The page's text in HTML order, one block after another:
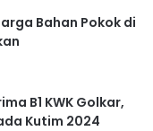
Bahan Pokok di
B1 KWK Golkar,
Kutim 2024